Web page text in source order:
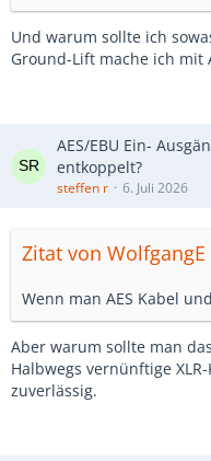
Und warum sollte ich
Ground-Lift mache ich mit
AES/EBU Ein-
entkoppelt?
steffen r 6. Juli 2026
Zitat von WolfgangE
Wenn man AES Kabel
Aber warum sollte man
Halbwegs vernünftige
zuverlässig.